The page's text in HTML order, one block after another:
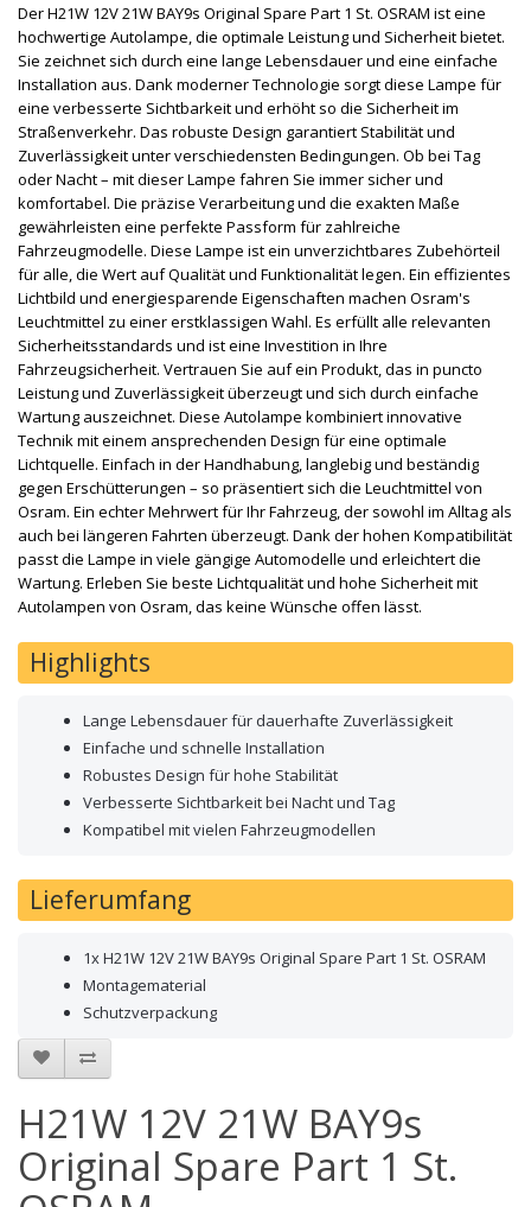
Der H21W 12V 21W BAY9s Original Spare Part 1 St. OSRAM ist eine
hochwertige Autolampe, die optimale Leistung und Sicherheit bietet.
Sie zeichnet sich durch eine lange Lebensdauer und eine einfache
Installation aus. Dank moderner Technologie sorgt diese Lampe für
eine verbesserte Sichtbarkeit und erhöht so die Sicherheit im
Straßenverkehr. Das robuste Design garantiert Stabilität und
Zuverlässigkeit unter verschiedensten Bedingungen. Ob bei Tag
oder Nacht – mit dieser Lampe fahren Sie immer sicher und
komfortabel. Die präzise Verarbeitung und die exakten Maße
gewährleisten eine perfekte Passform für zahlreiche
Fahrzeugmodelle. Diese Lampe ist ein unverzichtbares Zubehörteil
für alle, die Wert auf Qualität und Funktionalität legen. Ein effizientes
Lichtbild und energiesparende Eigenschaften machen Osram's
Leuchtmittel zu einer erstklassigen Wahl. Es erfüllt alle relevanten
Sicherheitsstandards und ist eine Investition in Ihre
Fahrzeugsicherheit. Vertrauen Sie auf ein Produkt, das in puncto
Leistung und Zuverlässigkeit überzeugt und sich durch einfache
Wartung auszeichnet. Diese Autolampe kombiniert innovative
Technik mit einem ansprechenden Design für eine optimale
Lichtquelle. Einfach in der Handhabung, langlebig und beständig
gegen Erschütterungen – so präsentiert sich die Leuchtmittel von
Osram. Ein echter Mehrwert für Ihr Fahrzeug, der sowohl im Alltag als
auch bei längeren Fahrten überzeugt. Dank der hohen Kompatibilität
passt die Lampe in viele gängige Automodelle und erleichtert die
Wartung. Erleben Sie beste Lichtqualität und hohe Sicherheit mit
Autolampen von Osram, das keine Wünsche offen lässt.
Highlights
Lange Lebensdauer für dauerhafte Zuverlässigkeit
Einfache und schnelle Installation
Robustes Design für hohe Stabilität
Verbesserte Sichtbarkeit bei Nacht und Tag
Kompatibel mit vielen Fahrzeugmodellen
Lieferumfang
1x H21W 12V 21W BAY9s Original Spare Part 1 St. OSRAM
Montagematerial
Schutzverpackung
H21W 12V 21W BAY9s
Original Spare Part 1 St.